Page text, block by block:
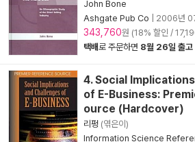
John Bone
Ashgate Pub Co
2006년
343,760원 (18% 할인 /
택배로 주문하면 8월 26일 출고
4. Social
of E-Business:
ource (Hardcover)
리펑 (엮은이)
Information Science